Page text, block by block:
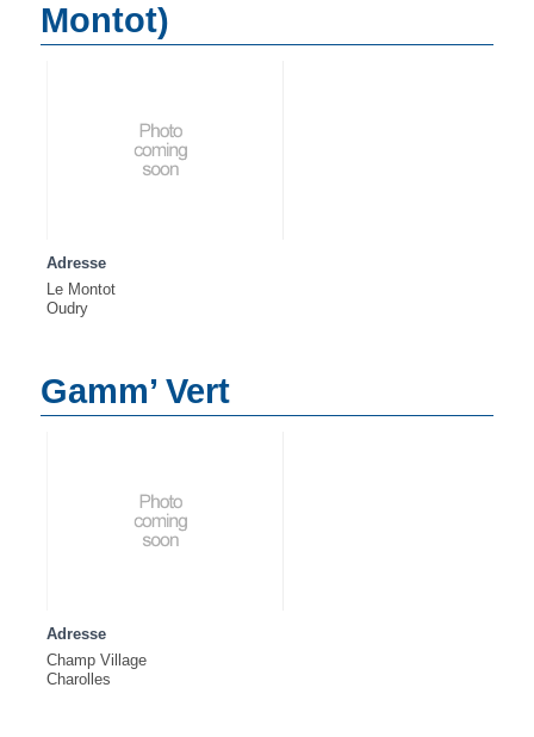
Montot)
Adresse
Le Montot
Oudry
Gamm’ Vert
Adresse
Champ Village
Charolles